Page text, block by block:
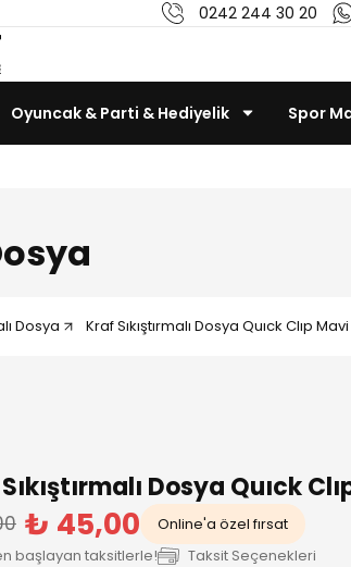
0242 244 30 20
Oyuncak & Parti & Hediyelik Spor
Dosya Kraf Sıkıştırmalı Dosya Quıck Clıp
Dosya Quıck
₺ 45,00 Online'a özel fırsat
başlayan taksitlerle!
Taksit Seçenekleri